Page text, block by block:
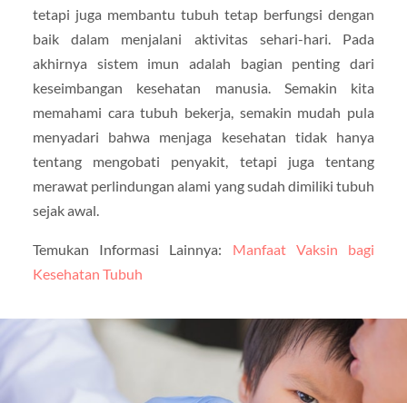
tetapi juga membantu tubuh tetap berfungsi dengan
baik dalam menjalani aktivitas sehari-hari. Pada
akhirnya sistem imun adalah bagian penting dari
keseimbangan kesehatan manusia. Semakin kita
memahami cara tubuh bekerja, semakin mudah pula
menyadari bahwa menjaga kesehatan tidak hanya
tentang mengobati penyakit, tetapi juga tentang
merawat perlindungan alami yang sudah dimiliki tubuh
sejak awal.
Temukan Informasi Lainnya: Manfaat Vaksin bagi
Kesehatan Tubuh